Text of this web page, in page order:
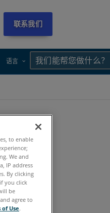
联系我们
语言
地位。
to enable
We and
IP address
By clicking
you click
be
agree to
of Use.